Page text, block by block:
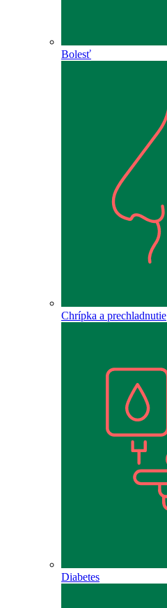
Bolesť
Chrípka a prechladnutie
Diabetes